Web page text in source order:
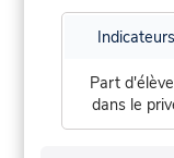
Indicateurs
Part
dans le